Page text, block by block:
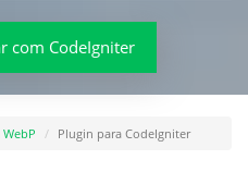
com CodeIgniter
Plugin para CodeIgniter